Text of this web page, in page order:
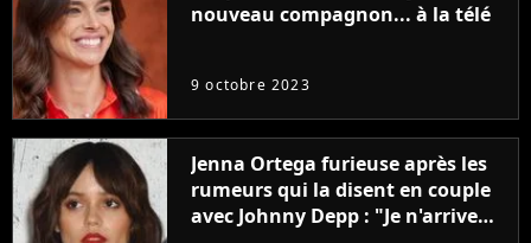
nouveau compagnon... à la télé
9 octobre 2023
Jenna Ortega furieuse après les
rumeurs qui la disent en couple
avec Johnny Depp : "Je n'arrive